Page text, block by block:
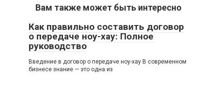
Вам также может быть интересно
Как правильно составить договор
о передаче ноу-хау: Полное
руководство
Введение в договор о передаче ноу-хау В современном
бизнесе знание — это одна из